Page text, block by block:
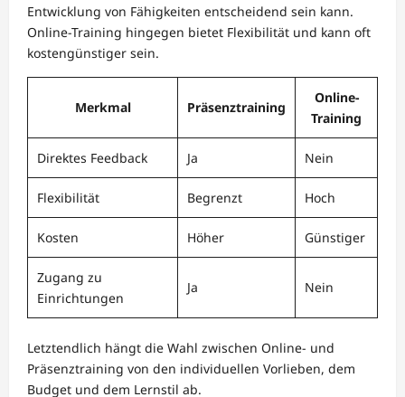
Entwicklung von Fähigkeiten entscheidend sein kann.
Online-Training hingegen bietet Flexibilität und kann oft
kostengünstiger sein.
Merkmal Präsenztraining
Online-
Training
Direktes Feedback Ja Nein
Flexibilität Begrenzt Hoch
Kosten Höher Günstiger
Zugang zu
Einrichtungen
Ja Nein
Letztendlich hängt die Wahl zwischen Online- und
Präsenztraining von den individuellen Vorlieben, dem
Budget und dem Lernstil ab.